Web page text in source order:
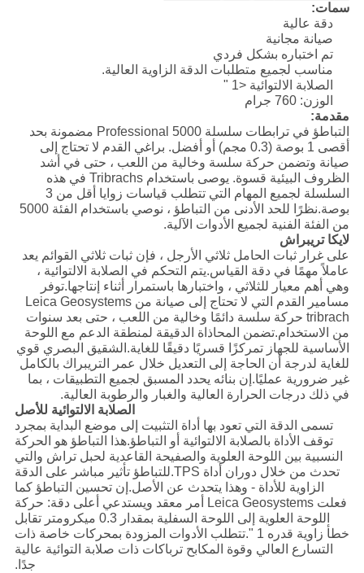
سمات:
دقة عالية
صيانة مجانية
تم اختباره بشكل فردي
مناسب لجميع متطلبات الدقة الزاوية العالية.
الصلابة الالتوائية <1 "
الوزن: 760 جرام
مقدمة:
التباطؤ في ترابطات سلسلة Professional 5000 مضمونة بحد
أقصى 1 بوصة (0.3 مجم) أو أفضل. براغي القدم لا تحتاج إلى
صيانة وتضمن حركة سلسة وخالية من اللعب ، حتى في أشد
الظروف البيئية قسوة. يوصى باستخدام Tribrachs في هذه
السلسلة لجميع المهام التي تتطلب قياسات زوايا أقل من 3
بوصة.نظرًا للحد الأدنى من التباطؤ ، نوصي باستخدام الفئة 5000
من الفئة الفنية لجميع الأدوات الآلية.
لايكا تريبراش
على غرار ثبات الحامل ثلاثي الأرجل ، فإن ثبات ثلاثي القوائم يعد
عاملاً مهمًا في دقة القياس.يتم التحكم في الصلابة الالتوائية ،
وهي أهم معيار للثلاثي ، واختبارها باستمرار أثناء إنتاجها.توفر
مسامير القدم التي لا تحتاج إلى صيانة من Leica Geosystems
tribrach حركة سلسة دائمًا وخالية من اللعب ، حتى بعد سنوات
من الاستخدام.تضمن المحاذاة الدقيقة لمنطقة الدعم مع اللوحة
الأساسية للجهاز تمركزًا قسريًا دقيقًا للغاية.الشقيق البصري قوي
للغاية لدرجة أن الحاجة إلى التعديل خلال عمر التريبراك بالكامل
غير ضرورية عمليًا.إن بنائه يحدد المسبق لجميع التطبيقات ، بما
في ذلك درجات الحرارة العالية والغبار والرطوبة العالية.
الصلابة الالتوائية للأصل
تسمى الدقة التي تعود بها أداة التثبيت إلى موضع البداية بمجرد
توقف الأداة بالصلابة الالتوائية أو التباطؤ.هذا التباطؤ هو الحركة
النسبية بين اللوحة العلوية والصفيحة القاعدية لحبل تراش والتي
تحدث من خلال دوران أداة TPS.للتباطؤ تأثير مباشر على الدقة
الزاوية للأداة - وهذا يتحدث عن الأصل.إن تحسين التباطؤ كما
فعلت Leica Geosystems أمر معقد ويستدعي أعلى دقة: حركة
اللوحة العلوية إلى اللوحة السفلية بمقدار 0.3 ميكرومتر تقابل
خطأ زاوية قدره 1 ".تتطلب الأدوات المزودة بمحركات خاصة ذات
التسارع العالي وقوة المكابح ترباكات ذات صلابة التوائية عالية
جدًا.